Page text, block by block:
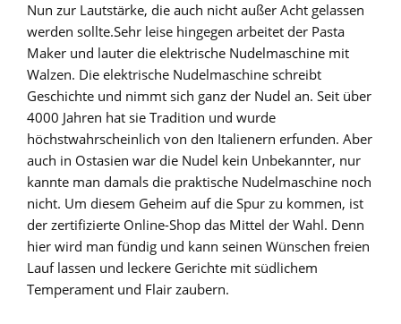
Nun zur Lautstärke, die auch nicht außer Acht gelassen
werden sollte.Sehr leise hingegen arbeitet der Pasta
Maker und lauter die elektrische Nudelmaschine mit
Walzen. Die elektrische Nudelmaschine schreibt
Geschichte und nimmt sich ganz der Nudel an. Seit über
4000 Jahren hat sie Tradition und wurde
höchstwahrscheinlich von den Italienern erfunden. Aber
auch in Ostasien war die Nudel kein Unbekannter, nur
kannte man damals die praktische Nudelmaschine noch
nicht. Um diesem Geheim auf die Spur zu kommen, ist
der zertifizierte Online-Shop das Mittel der Wahl. Denn
hier wird man fündig und kann seinen Wünschen freien
Lauf lassen und leckere Gerichte mit südlichem
Temperament und Flair zaubern.